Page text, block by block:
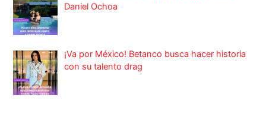
Daniel Ochoa
¡Va por México! Betanco busca hacer historia
con su talento drag